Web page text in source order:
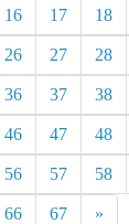
16 17 18
26 27 28
36 37 38
46 47 48
56 57 58
66 67 »